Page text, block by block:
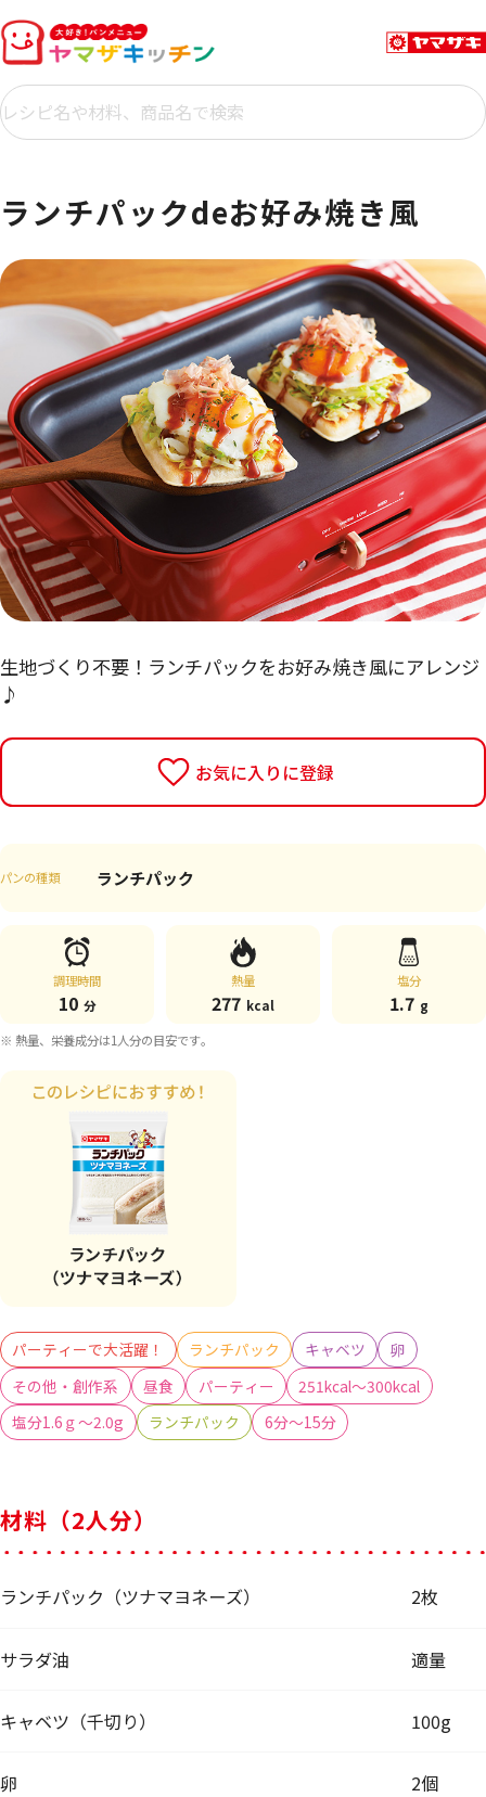
ランチパックdeお好み焼き風
生地づくり不要！ランチパックをお好み焼き風にアレンジ
♪
お気に入りに登録
パンの種類 ランチパック
調理時間
10 分
熱量
277 kcal
塩分
1.7 g
※ 熱量、栄養成分は1人分の目安です。
パーティーで大活躍！ ランチパック キャベツ
卵
その他・創作系
昼食 パーティー
251kcal～300kcal
塩分1.6ｇ～2.0g
ランチパック 6分～15分
材料（2人分）
ランチパック（ツナマヨネーズ） 2枚
サラダ油 適量
キャベツ（千切り） 100g
卵 2個